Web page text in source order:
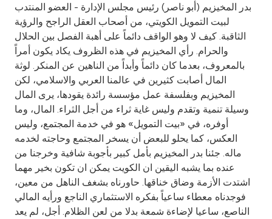
Germany
Malaysia
Turkey
Egypt
UK
Kingdom of Bahrain
بدر المخيزيم (أبو ناصر) رئيس مجلس الإدارة - العضو المنتدب
لبيت التمويل الكويتي، من أصحاب العقل الراجح والرؤية
الثاقبة. كيف لا وهو الواقف دائماً على أهبة الفصل بين الحلال
والحرام. رأي المخيزيم في هذه الظروف يكاد يكون أمراً
بالمعروف، بعدما كان دائماً وأبداً من الناهين عن المنكر. لوثة
المال أصابت كثيرين في عالمنا العربي والاسلامي، لكن
المخيزيم وبفلسفة عمل مؤسسة رائدة يقودها، يرى المال
وسيلة تنمية وتقدم وليس غاية ثراء من أجل الثراء. المال، وما
أوفره، في «بيت التمويل» هو في خدمة المجتمع، وليس
العكس، كما يحلو للبعض أن يسخر المجتمع وحاجته لخدمه
ماله. جئنا بدر المخيزيم بأمل كبير بأجوبة شافية وخرجنا من
عنده بما يشبه اليقين ان الكويت يمكن ان تكون بخير مهما
اشتدت الأزمة وضاق خناقها. حاورناه بشغف الناهل من معين،
فوجدناه معطاء ساعياً بفكره الاستثماري الناجع ورأيه المالي
الناصع، ساعيا لإضاءة شمعة بدلا من لعن الظلام. أجل، لم يعد